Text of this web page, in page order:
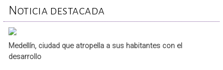
Noticia destacada
Medellín, ciudad que atropella a sus habitantes con el
desarrollo